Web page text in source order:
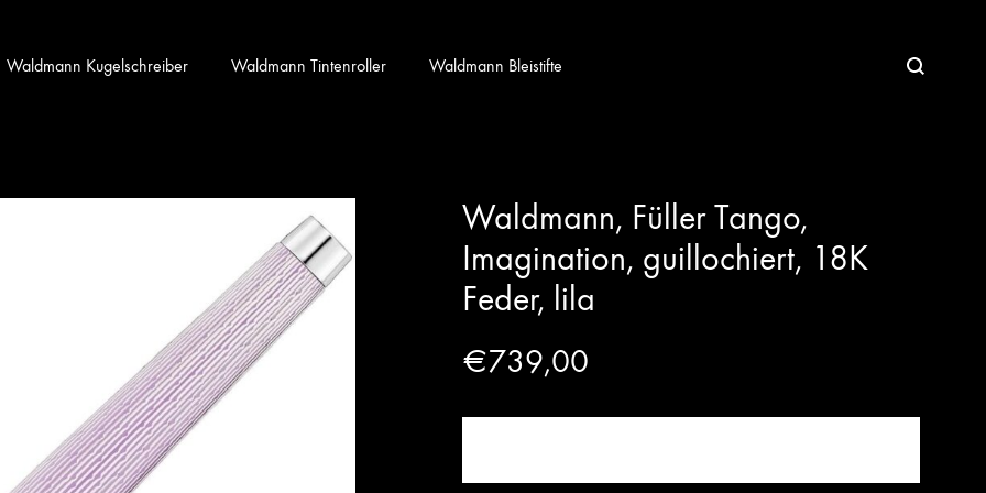
Waldmann Kugelschreiber Waldmann Tintenroller Waldmann Bleistifte
Waldmann, Füller Tango,
Imagination, guillochiert, 18K
Feder, lila
€739,00